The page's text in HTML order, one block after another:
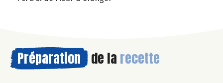
Préparation de la recette